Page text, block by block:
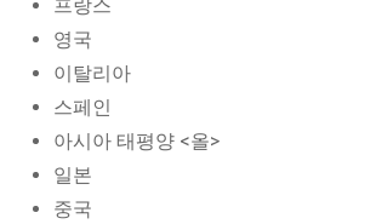
프랑스
영국
이탈리아
스페인
아시아 태평양 <올>
일본
중국